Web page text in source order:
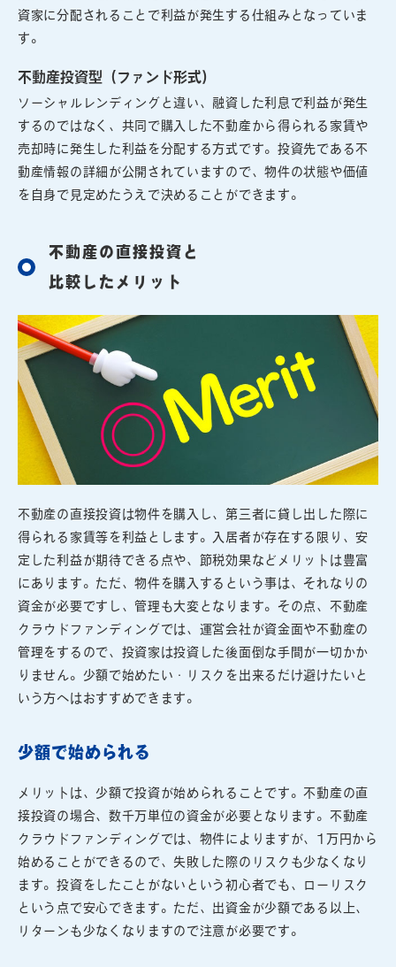
資家に分配されることで利益が発生する仕組みとなっていま
す。
不動産投資型（ファンド形式）
ソーシャルレンディングと違い、融資した利息で利益が発生
するのではなく、共同で購入した不動産から得られる家賃や
売却時に発生した利益を分配する方式です。投資先である不
動産情報の詳細が公開されていますので、物件の状態や価値
を自身で見定めたうえで決めることができます。
不動産の直接投資と
比較したメリット
不動産の直接投資は物件を購入し、第三者に貸し出した際に
得られる家賃等を利益とします。入居者が存在する限り、安
定した利益が期待できる点や、節税効果などメリットは豊富
にあります。ただ、物件を購入するという事は、それなりの
資金が必要ですし、管理も大変となります。その点、不動産
クラウドファンディングでは、運営会社が資金面や不動産の
管理をするので、投資家は投資した後面倒な手間が一切かか
りません。少額で始めたい・リスクを出来るだけ避けたいと
いう方へはおすすめできます。
少額で始められる
メリットは、少額で投資が始められることです。不動産の直
接投資の場合、数千万単位の資金が必要となります。不動産
クラウドファンディングでは、物件によりますが、1万円から
始めることができるので、失敗した際のリスクも少なくなり
ます。投資をしたことがないという初心者でも、ローリスク
という点で安心できます。ただ、出資金が少額である以上、
リターンも少なくなりますので注意が必要です。